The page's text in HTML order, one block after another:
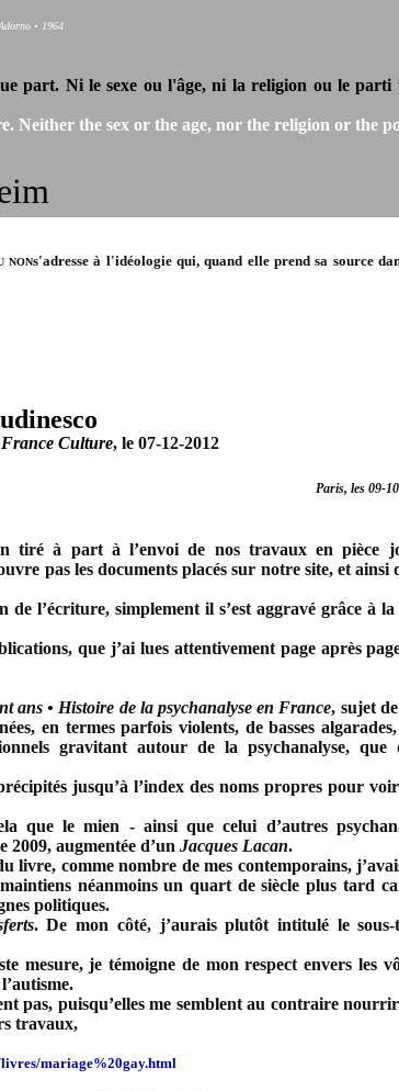
• 1964
part. Ni le sexe ou l'âge, ni la religion ou le parti
Neither the sex or the age, nor the religion or the
NONs'adresse à l'idéologie qui, quand elle prend sa source
France Culture, le 07-12-2012
Paris, les 09-
tiré à part à l’envoi de nos travaux en pièce
pas les documents placés sur notre site, et ainsi
de l’écriture, simplement il s’est aggravé grâce à
que j’ai lues attentivement page après
ans • Histoire de la psychanalyse en France, sujet
en termes parfois violents, de basses
gravitant autour de la psychanalyse, que
jusqu’à l’index des noms propres pour
que le mien - ainsi que celui d’autres
2009, augmentée d’un Jacques Lacan.
livre, comme nombre de mes contemporains,
néanmoins un quart de siècle plus tard
politiques.
. De mon côté, j’aurais plutôt intitulé le sous-
mesure, je témoigne de mon respect envers les
pas, puisqu’elles me semblent au contraire
travaux,
mariage%20gay.html